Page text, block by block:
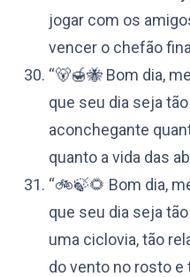
jogar com os
vencer o chefão
“🐻🍯🐝 Bom dia,
que seu dia seja
aconchegante
quanto a vida das
“🚲🍃🌻 Bom dia,
que seu dia seja
uma ciclovia, tão
do vento no rosto